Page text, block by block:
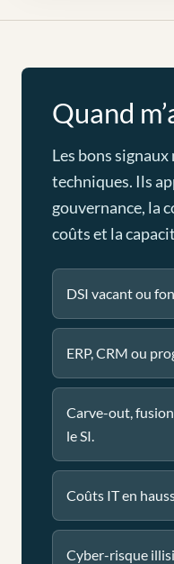
Quand
Les bons
techniques. Ils
gouvernance, la
coûts et la
DSI vacant ou
ERP, CRM ou
Carve-out,
le SI.
Coûts IT en
Cyber-risque